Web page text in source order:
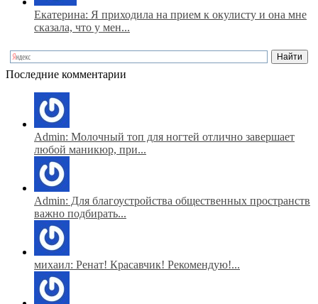
Екатерина: Я приходила на прием к окулисту и она мне
сказала, что у мен...
Последние комментарии
Admin: Молочный топ для ногтей отлично завершает
любой маникюр, при...
Admin: Для благоустройства общественных пространств
важно подбирать...
михаил: Ренат! Красавчик! Рекомендую!...